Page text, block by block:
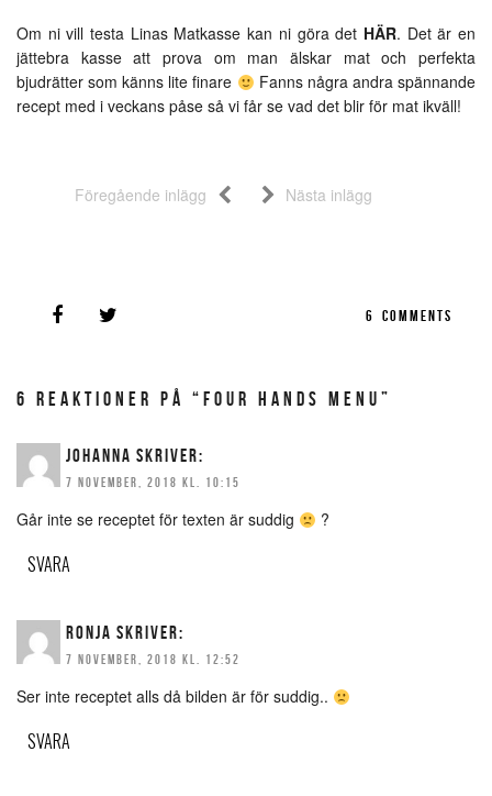
Om ni vill testa Linas Matkasse kan ni göra det HÄR. Det är en
jättebra kasse att prova om man älskar mat och perfekta
bjudrätter som känns lite finare
Fanns några andra spännande
recept med i veckans påse så vi får se vad det blir för mat ikväll!
Föregående inlägg Nästa inlägg
6 COMMENTS
6 REAKTIONER PÅ “FOUR HANDS MENU”
JOHANNA SKRIVER:
7 NOVEMBER, 2018 KL. 10:15
Går inte se receptet för texten är suddig ?
SVARA
RONJA SKRIVER:
7 NOVEMBER, 2018 KL. 12:52
Ser inte receptet alls då bilden är för suddig..
SVARA